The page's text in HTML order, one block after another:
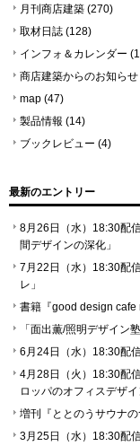
月刊商店建築 (270)
取材日誌 (128)
インフォ＆カレンダー
商店建築からのお知らせ
map (47)
製品情報 (14)
ブックレビュー (4)
最新のエントリー
8月26日（水）18:30配
間デザインの深化」
7月22日（水）18:30配
レ」
書籍『good design
「⾯出薫/照明デザイン
6月24日（水）18:30配
4月28日（火）18:30配
ロッパのオフィスデザイ
増刊『ととのうサウナ
3月25日（水）18:30配